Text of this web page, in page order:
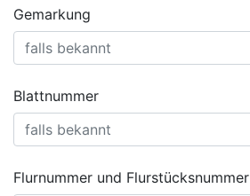
Gemarkung
Blattnummer
Flurnummer und Flurstücksnummer